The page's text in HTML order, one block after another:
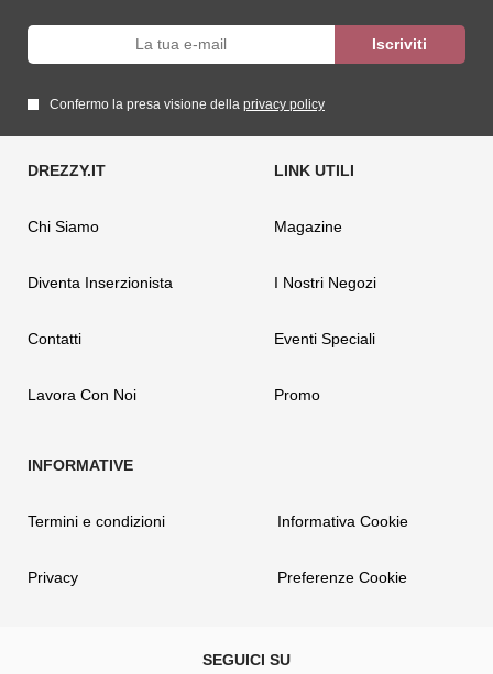
Confermo la presa visione della privacy policy
Chi Siamo
Diventa Inserzionista
Contatti
Lavora Con Noi
Magazine
I Nostri Negozi
Eventi Speciali
Promo
Termini e condizioni
Privacy
Informativa Cookie
Preferenze Cookie